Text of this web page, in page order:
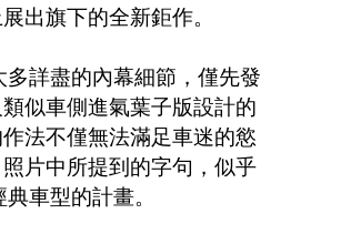
出旗下的全新鉅作。
詳盡的內幕細節，僅先發
似車側進氣葉子版設計的
法不僅無法滿足車迷的慾
片中所提到的字句，似乎
車型的計畫。